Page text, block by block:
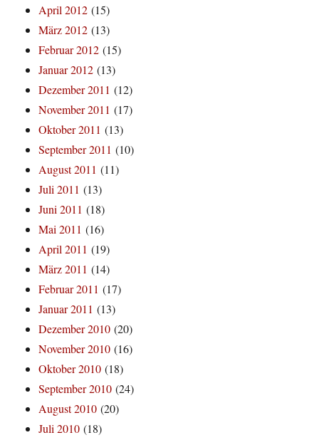
April 2012 (15)
März 2012 (13)
Februar 2012 (15)
Januar 2012 (13)
Dezember 2011 (12)
November 2011 (17)
Oktober 2011 (13)
September 2011 (10)
August 2011 (11)
Juli 2011 (13)
Juni 2011 (18)
Mai 2011 (16)
April 2011 (19)
März 2011 (14)
Februar 2011 (17)
Januar 2011 (13)
Dezember 2010 (20)
November 2010 (16)
Oktober 2010 (18)
September 2010 (24)
August 2010 (20)
Juli 2010 (18)